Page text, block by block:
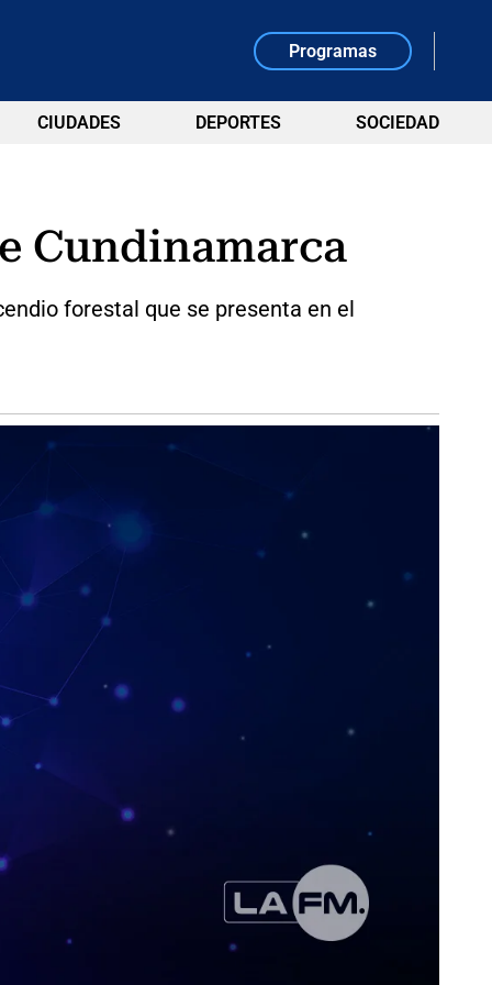
Programas
CIUDADES DEPORTES SOCIEDAD
Cundinamarca
forestal que se presenta en el